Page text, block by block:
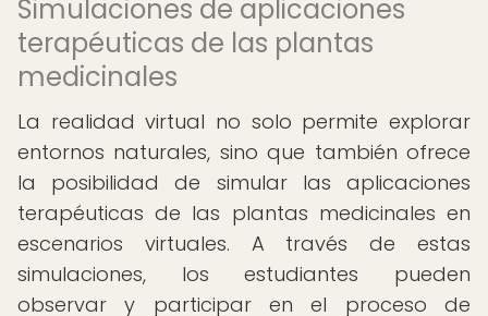
Simulaciones de aplicaciones
terapéuticas de las plantas
medicinales
La realidad virtual no solo permite explorar
entornos naturales, sino que también ofrece
la posibilidad de simular las aplicaciones
terapéuticas de las plantas medicinales en
escenarios virtuales. A través de estas
simulaciones, los estudiantes pueden
observar y participar en el proceso de